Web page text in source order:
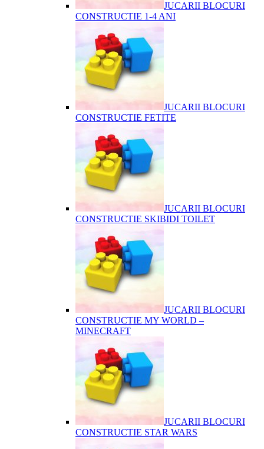
JUCARII BLOCURI
CONSTRUCTIE 1-4 ANI
JUCARII BLOCURI
CONSTRUCTIE FETITE
JUCARII BLOCURI
CONSTRUCTIE SKIBIDI TOILET
JUCARII BLOCURI
CONSTRUCTIE MY WORLD –
MINECRAFT
JUCARII BLOCURI
CONSTRUCTIE STAR WARS